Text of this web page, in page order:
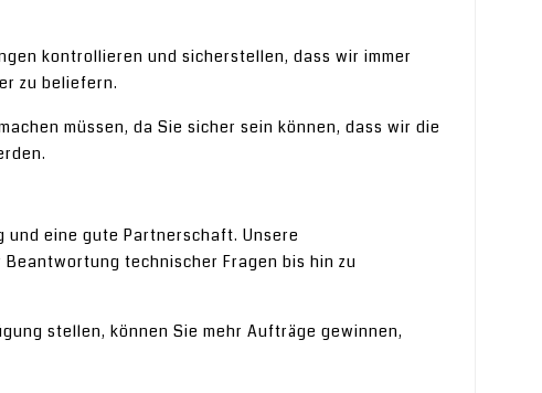
kontrollieren und sicherstellen, dass wir immer
zu beliefern.
müssen, da Sie sicher sein können, dass wir die
und eine gute Partnerschaft. Unsere
technischer Fragen bis hin zu
stellen, können Sie mehr Aufträge gewinnen,